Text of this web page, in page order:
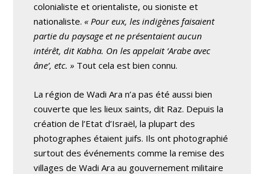
colonialiste et orientaliste, ou sioniste et
nationaliste.« Pour eux, les indigènes faisaient
partie du paysage et ne présentaient aucun
intérêt, dit Kabha. On les appelait ‘Arabe avec
âne’, etc. » Tout cela est bien connu.
La région de Wadi Ara n’a pas été aussi bien
couverte que les lieux saints, dit Raz. Depuis la
création de l’Etat d’Israël, la plupart des
photographes étaient juifs. Ils ont photographié
surtout des événements comme la remise des
villages de Wadi Ara au gouvernement militaire